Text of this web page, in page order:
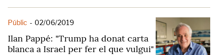
Públic - 02/06/2019
Ilan Pappé: "Trump ha donat carta
blanca a Israel per fer el que vulgui"